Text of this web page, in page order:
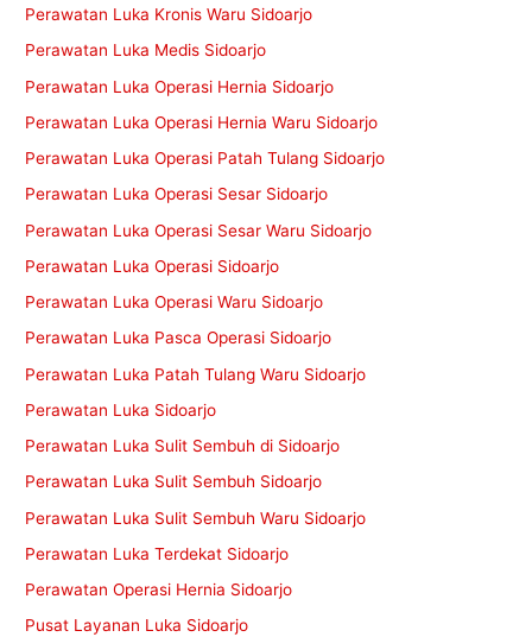
Perawatan Luka Kronis Waru Sidoarjo
Perawatan Luka Medis Sidoarjo
Perawatan Luka Operasi Hernia Sidoarjo
Perawatan Luka Operasi Hernia Waru Sidoarjo
Perawatan Luka Operasi Patah Tulang Sidoarjo
Perawatan Luka Operasi Sesar Sidoarjo
Perawatan Luka Operasi Sesar Waru Sidoarjo
Perawatan Luka Operasi Sidoarjo
Perawatan Luka Operasi Waru Sidoarjo
Perawatan Luka Pasca Operasi Sidoarjo
Perawatan Luka Patah Tulang Waru Sidoarjo
Perawatan Luka Sidoarjo
Perawatan Luka Sulit Sembuh di Sidoarjo
Perawatan Luka Sulit Sembuh Sidoarjo
Perawatan Luka Sulit Sembuh Waru Sidoarjo
Perawatan Luka Terdekat Sidoarjo
Perawatan Operasi Hernia Sidoarjo
Pusat Layanan Luka Sidoarjo